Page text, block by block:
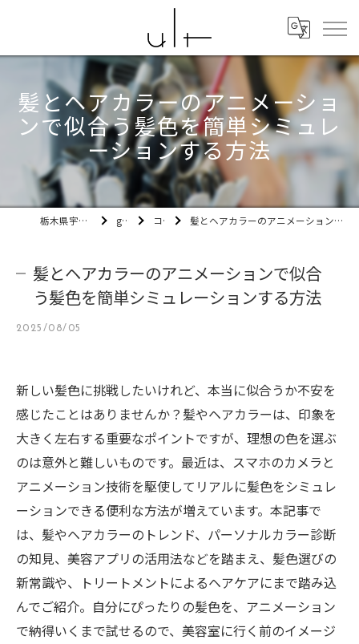
髪とヘアカラーのアニメーショ
ンで似合う髪色を簡単シミュレ
ーションする方法
栃木県宇都宮市の美容室ult gallery コラム 髪とヘアカラーのアニメーションで似合う髪色を簡単シミュレーションする方法
髪とヘアカラーのアニメーションで似合
う髪色を簡単シミュレーションする方法
2025/08/05
新しい髪色に挑戦したいけれど、本当に似合うか不安を
感じたことはありませんか？髪やヘアカラーは、印象を
大きく左右する重要なポイントですが、理想の色を選ぶ
のは意外と難しいものです。最近は、スマホのカメラと
アニメーション技術を駆使してリアルに髪色をシミュレ
ーションできる便利な方法が増えています。本記事で
は、髪やヘアカラーのトレンド、パーソナルカラー診断
の知見、美容アプリの活用法などを踏まえ、髪色選びの
新常識や、トリートメントによるヘアケアにまで踏み込
んでご紹介。自分にぴったりの髪色を、アニメーション
で納得いくまで試せるので、美容室に行く前のイメージ